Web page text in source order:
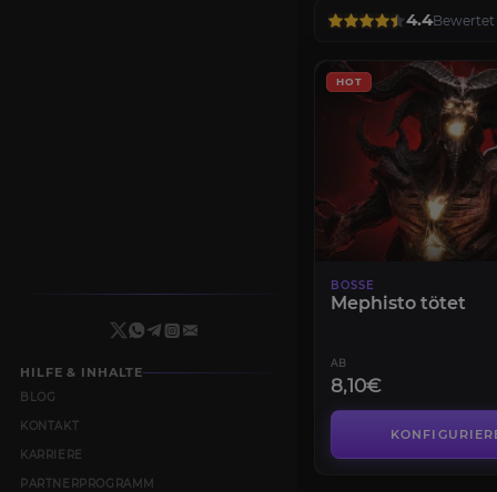
HILFE & INHALTE
BLOG
KONTAKT
KARRIERE
PARTNERPROGRAMM
4.4Bewertet
HOT
BOSSE
Mephisto tötet
AB
8,10€